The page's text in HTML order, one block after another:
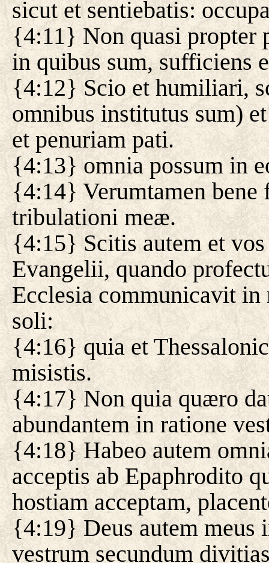
sicut et sentiebatis:
{4:11} Non quasi propter
in quibus sum, sufficiens
{4:12} Scio et humiliari,
omnibus institutus sum)
et penuriam pati.
{4:13} omnia possum in
{4:14} Verumtamen bene
tribulationi meæ.
{4:15} Scitis autem et
Evangelii, quando
Ecclesia communicavit in
soli:
{4:16} quia et
misistis.
{4:17} Non quia quæro
abundantem in ratione
{4:18} Habeo autem
acceptis ab Epaphrodito
hostiam acceptam,
{4:19} Deus autem meus
vestrum secundum